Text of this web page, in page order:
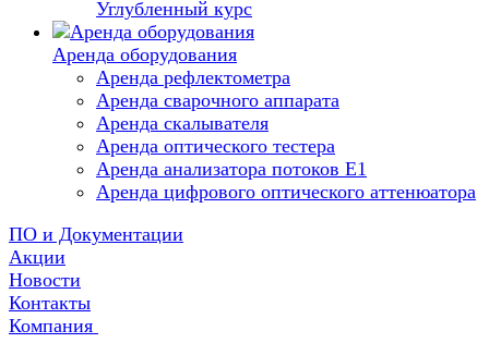
Углубленный курс
Аренда оборудования
Аренда рефлектометра
Аренда сварочного аппарата
Аренда скалывателя
Аренда оптического тестера
Аренда анализатора потоков Е1
Аренда цифрового оптического аттенюатора
ПО и Документации
Акции
Новости
Контакты
Компания